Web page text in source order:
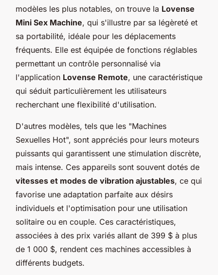
modèles les plus notables, on trouve la Lovense
Mini Sex Machine, qui s'illustre par sa légèreté et
sa portabilité, idéale pour les déplacements
fréquents. Elle est équipée de fonctions réglables
permettant un contrôle personnalisé via
l'application Lovense Remote, une caractéristique
qui séduit particulièrement les utilisateurs
recherchant une flexibilité d'utilisation.
D'autres modèles, tels que les "Machines
Sexuelles Hot", sont appréciés pour leurs moteurs
puissants qui garantissent une stimulation discrète,
mais intense. Ces appareils sont souvent dotés de
vitesses et modes de vibration ajustables, ce qui
favorise une adaptation parfaite aux désirs
individuels et l'optimisation pour une utilisation
solitaire ou en couple. Ces caractéristiques,
associées à des prix variés allant de 399 $ à plus
de 1 000 $, rendent ces machines accessibles à
différents budgets.